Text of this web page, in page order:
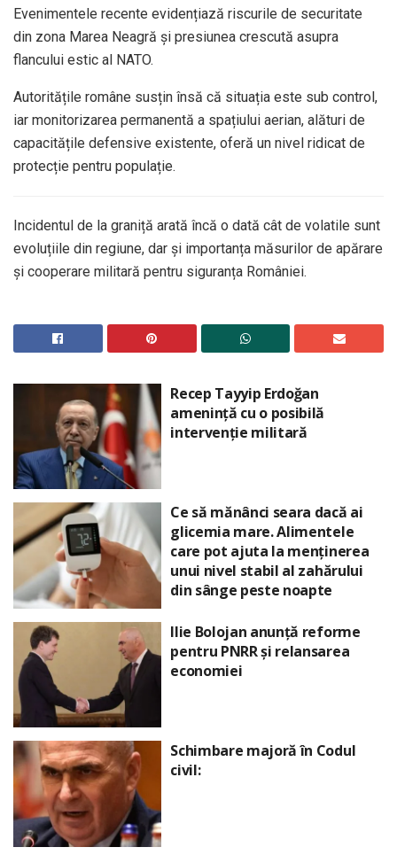
Evenimentele recente evidențiază riscurile de securitate
din zona Marea Neagră și presiunea crescută asupra
flancului estic al NATO.
Autoritățile române susțin însă că situația este sub control,
iar monitorizarea permanentă a spațiului aerian, alături de
capacitățile defensive existente, oferă un nivel ridicat de
protecție pentru populație.
Incidentul de la graniță arată încă o dată cât de volatile sunt
evoluțiile din regiune, dar și importanța măsurilor de apărare
și cooperare militară pentru siguranța României.
Recep Tayyip Erdoğan
amenință cu o posibilă
intervenție militară
Ce să mănânci seara dacă ai
glicemia mare. Alimentele
care pot ajuta la menținerea
unui nivel stabil al zahărului
din sânge peste noapte
Ilie Bolojan anunță reforme
pentru PNRR și relansarea
economiei
Schimbare majoră în Codul
civil: